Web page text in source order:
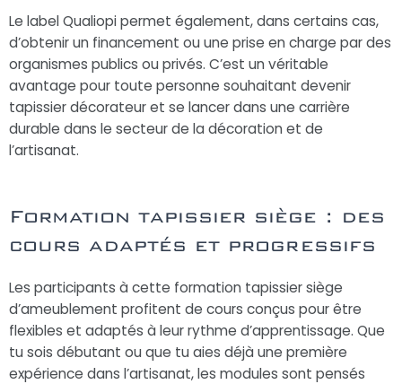
Le label Qualiopi permet également, dans certains cas,
d’obtenir un financement ou une prise en charge par des
organismes publics ou privés. C’est un véritable
avantage pour toute personne souhaitant devenir
tapissier décorateur et se lancer dans une carrière
durable dans le secteur de la décoration et de
l’artisanat.
Formation tapissier siège : des
cours adaptés et progressifs
Les participants à cette formation tapissier siège
d’ameublement profitent de cours conçus pour être
flexibles et adaptés à leur rythme d’apprentissage. Que
tu sois débutant ou que tu aies déjà une première
expérience dans l’artisanat, les modules sont pensés